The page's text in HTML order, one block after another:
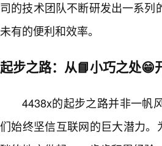
司的技术团队不断研发出一系
未有的便利和效率。
起步之路：从📘小巧之处😁
4438x的起步之路并非一帆
们始终坚信互联网的巨大潜力